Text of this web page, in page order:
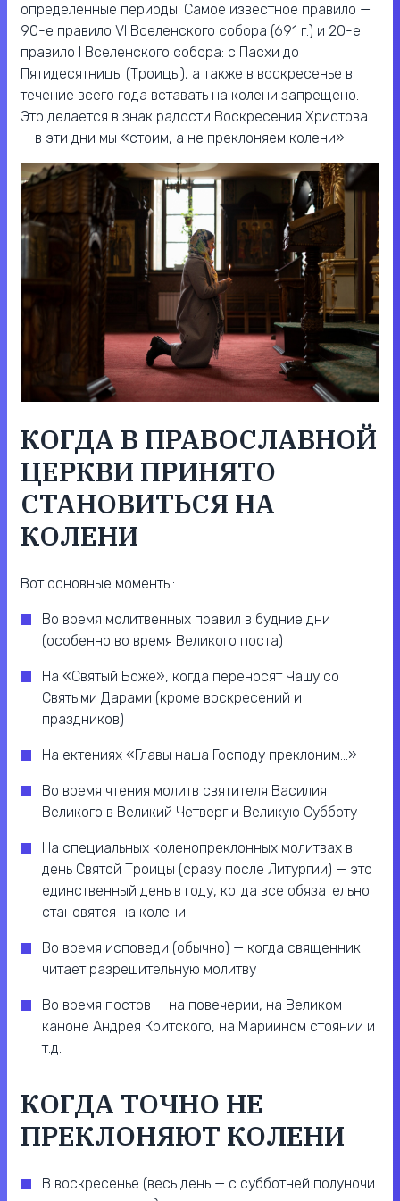
определённые периоды. Самое известное правило —
90-е правило VI Вселенского собора (691 г.) и 20-е
правило I Вселенского собора: с Пасхи до
Пятидесятницы (Троицы), а также в воскресенье в
течение всего года вставать на колени запрещено.
Это делается в знак радости Воскресения Христова
— в эти дни мы «стоим, а не преклоняем колени».
КОГДА В ПРАВОСЛАВНОЙ
ЦЕРКВИ ПРИНЯТО
СТАНОВИТЬСЯ НА
КОЛЕНИ
Вот основные моменты:
Во время молитвенных правил в будние дни
(особенно во время Великого поста)
На «Святый Боже», когда переносят Чашу со
Святыми Дарами (кроме воскресений и
праздников)
На ектениях «Главы наша Господу преклоним…»
Во время чтения молитв святителя Василия
Великого в Великий Четверг и Великую Субботу
На специальных коленопреклонных молитвах в
день Святой Троицы (сразу после Литургии) — это
единственный день в году, когда все обязательно
становятся на колени
Во время исповеди (обычно) — когда священник
читает разрешительную молитву
Во время постов — на повечерии, на Великом
каноне Андрея Критского, на Мариином стоянии и
т.д.
КОГДА ТОЧНО НЕ
ПРЕКЛОНЯЮТ КОЛЕНИ
В воскресенье (весь день — с субботней полуночи